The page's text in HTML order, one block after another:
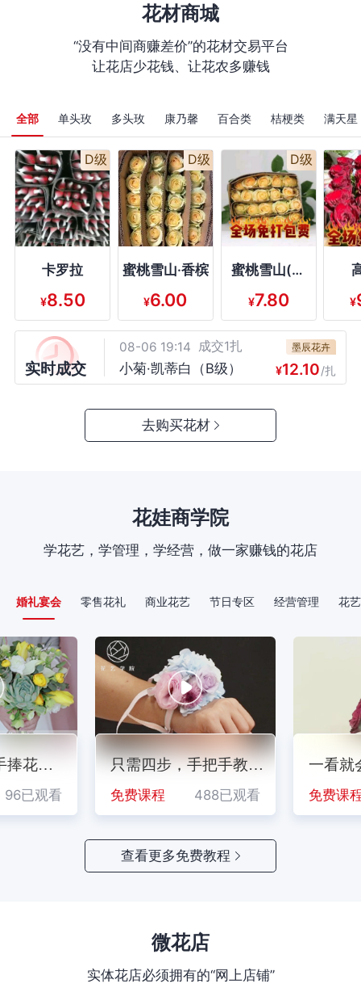
量：6；
花材商城
“没有中间商赚差价”的花材交易平台
让花店少花钱、让花农多赚钱
全部 单头玫 多头玫 康乃馨 百合类 桔梗类 满天星
卡罗拉
¥8.50
D级
蜜桃雪山·香槟
¥6.00
D级
蜜桃雪山(香
¥7.80
D级
¥
实时成交
08-06 19:14
黄莺（B级） ¥4.18/扎
08-06 19:14 成交1扎 墨辰花卉
小菊·凯蒂白（B级） ¥12.10/扎
08-06 19:14 成交1扎 墨辰花卉
小菊·三文鱼粉色（B级） ¥
08-06 19:14 成交1扎
西伯利亚一头（B级）
（B级）
0.6kg香槟色洋桔
梗（B级）
08-06 19:14 成交1扎 学萍玫瑰
多头折射（B级） 7.70
骄傲（B级） ¥9.90
甜蜜曼塔（B级） 9.35
08-06 19:14 成交1扎
多头卡布奇诺（B级）
去购买花材
花娃商学院
学花艺，学管理，学经营，做一家赚钱的花店
婚礼宴会 零售花礼 商业花艺 节日专区 经营管理 花
捧花，
96已观看
只需四步，手把手教你
制作手腕花
免费课程 488已观看
一看就
免费课
教
看
不规则热气球造型
免费课程 92已观看
婚礼季|多肉
草坪婚礼必
免费课程
查看更多免费教程
微花店
实体花店必须拥有的“网上店铺”